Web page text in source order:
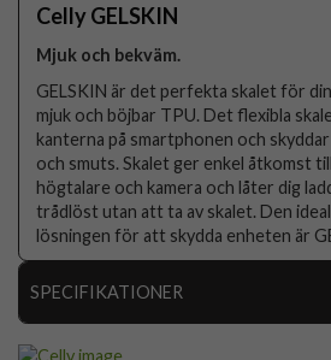
Celly GELSKIN
Mjuk och bekväm.
GELSKIN är det perfekta skalet för
mjuk och böjbar TPU. Det flexibla
kanterna på smartphonen och
och smuts. Skalet ger enkel åtkomst
högtalare och kamera och låter dig
trådlöst utan att ta av skalet. Den
lösningen för att skydda enheten är
SPECIFIKATIONER